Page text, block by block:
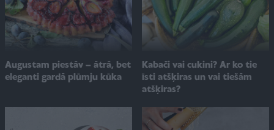
Augustam piestāv – ātrā, bet
eleganti gardā plūmju kūka
Kabači vai cukini? Ar ko tie
īsti atšķiras un vai tiešām
atšķiras?